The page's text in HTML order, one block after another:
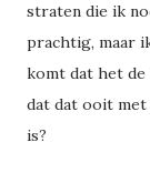
straten die ik
prachtig, maar
komt dat het de
dat dat ooit met
is?